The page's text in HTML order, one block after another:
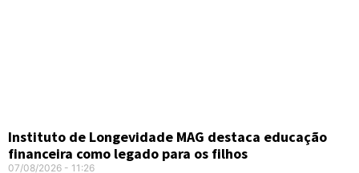
Instituto de Longevidade MAG destaca educação
financeira como legado para os filhos
07/08/2026 11:26